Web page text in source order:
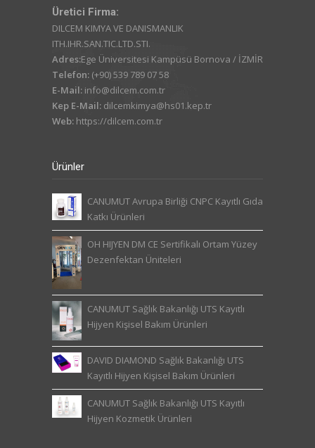
Üretici Firma:
DILCEM KIMYA VE DANISMANLIK
ITH.IHR.SAN.TIC.LTD.STI.
Adres:Ege Üniversitesi Kampüsü Bornova / İZMİR
Telefon: (+90) 539 789 07 58
E-Mail: info@dilcem.com.tr
Kep E-Mail: dilcemkimya@hs01.kep.tr
Web: https://dilcem.com.tr
Ürünler
CANUMUT Avrupa Birliği CNPC Kayıtlı Gıda
Katkı Ürünleri
OH HIJYEN DM CE Sertifikalı Ortam Yüzey
Dezenfektan Üniteleri
CANUMUT Sağlık Bakanlığı UTS Kayıtlı
Hijyen Kişisel Bakım Ürünleri
DAVID DIAMOND Sağlık Bakanlığı UTS
Kayıtlı Hijyen Kişisel Bakım Ürünleri
CANUMUT Sağlık Bakanlığı UTS Kayıtlı
Hijyen Kozmetik Ürünleri